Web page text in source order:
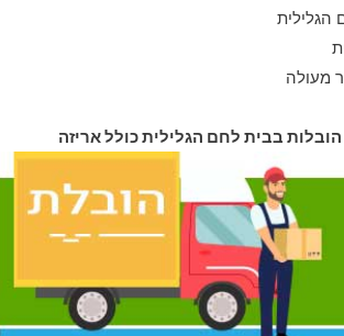
הגלילית
מעולה
בבית לחם הגלילית כולל אריזה